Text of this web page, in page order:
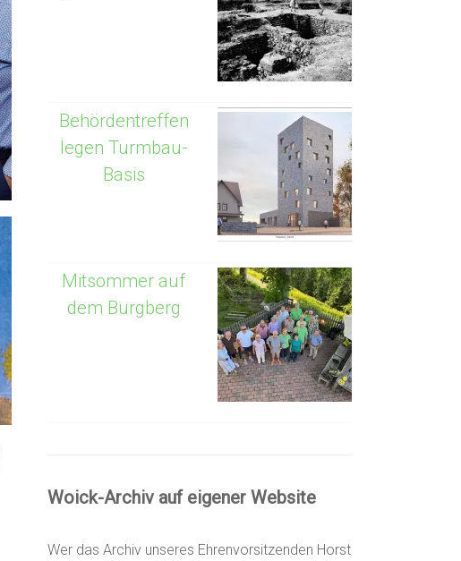
Behördentreffen
legen Turmbau-
Basis
Mitsommer auf
dem Burgberg
Woick-Archiv auf eigener Website
Wer das Archiv unseres Ehrenvorsitzenden Horst